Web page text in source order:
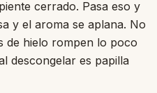
cerrado. Pasa eso y
y el aroma se aplana. No
de hielo rompen lo poco
descongelar es papilla